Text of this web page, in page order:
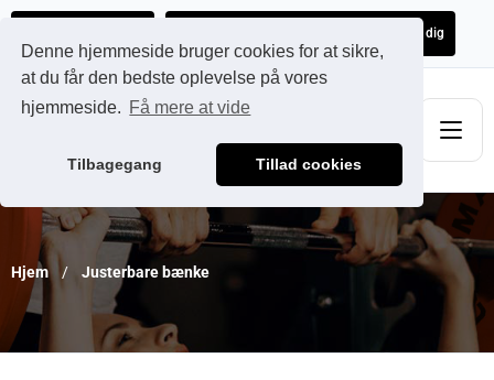
Denne hjemmeside bruger cookies for at sikre,
at du får den bedste oplevelse på vores
hjemmeside. Få mere at vide
Tilbagegang Tillad cookies
Få et uforpligtende tilbud skræddersyet til dig
Hjem Justerbare bænke